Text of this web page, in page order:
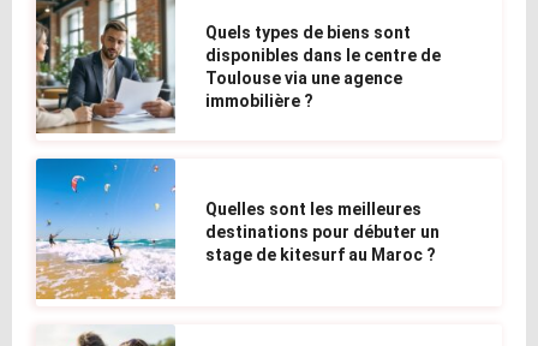
Quels types de biens sont
disponibles dans le centre de
Toulouse via une agence
immobilière ?
Quelles sont les meilleures
destinations pour débuter un
stage de kitesurf au Maroc ?